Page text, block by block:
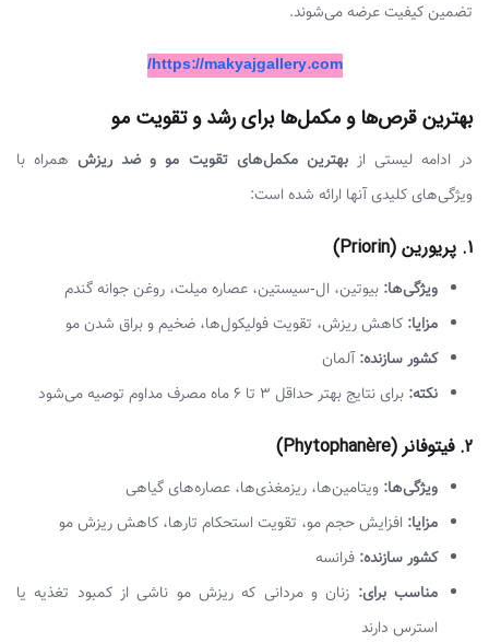
تضمین کیفیت عرضه می‌شوند.
https://makyajgallery.com/
بهترین قرص‌ها و مکمل‌ها برای رشد و تقویت مو
در ادامه لیستی ازبهترین مکمل‌های تقویت مو و ضد ریزشهمراه با
ویژگی‌های کلیدی آنها ارائه شده است:
1. پریورین (Priorin)
ویژگی‌ها: بیوتین، ال-سیستین، عصاره میلت، روغن جوانه گندم
مزایا: کاهش ریزش، تقویت فولیکول‌ها، ضخیم و براق شدن مو
کشور سازنده:آلمان
نکته: برای نتایج بهتر حداقل ۳ تا ۶ ماه مصرف مداوم توصیه می‌شود
2. فیتوفانر (Phytophanère)
ویژگی‌ها: ویتامین‌ها، ریزمغذی‌ها، عصاره‌های گیاهی
مزایا: افزایش حجم مو، تقویت استحکام تارها، کاهش ریزش مو
کشور سازنده: فرانسه
مناسب برای: زنان و مردانی که ریزش مو ناشی از کمبود تغذیه یا
استرس دارند